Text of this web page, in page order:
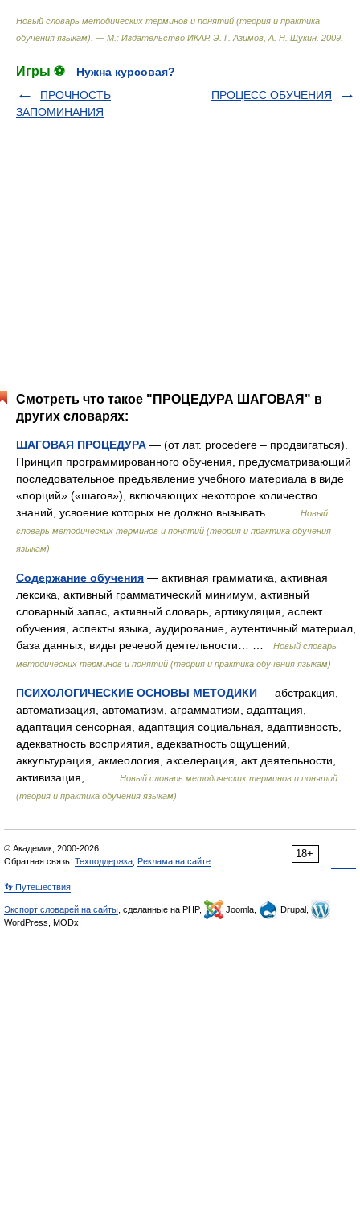
Новый словарь методических терминов и понятий (теория и практика
обучения языкам). — М.: Издательство ИКАР. Э. Г. Азимов, А. Н. Щукин 2009
Игры ⚽
Нужна курсовая?
ПРОЧНОСТЬ
ЗАПОМИНАНИЯ
ПРОЦЕСС ОБУЧЕНИЯ
Смотреть что такое "ПРОЦЕДУРА ШАГОВАЯ" в
других словарях:
ШАГОВАЯ ПРОЦЕДУРА — (от лат. рrосеdere – продвигаться).
Принцип программированного обучения, предусматривающий
последовательное предъявление учебного материала в виде
«порций» («шагов»), включающих некоторое количество
знаний, усвоение которых не должно вызывать… …
Новый
словарь методических терминов и понятий (теория и практика обучения
языкам)
Содержание обучения — активная грамматика, активная
лексика, активный грамматический минимум, активный
словарный запас, активный словарь, артикуляция, аспект
обучения, аспекты языка, аудирование, аутентичный материал,
база данных, виды речевой деятельности… …
Новый словарь
методических терминов и понятий (теория и практика обучения языкам)
ПСИХОЛОГИЧЕСКИЕ ОСНОВЫ МЕТОДИКИ — абстракция,
автоматизация, автоматизм, аграмматизм, адаптация,
адаптация сенсорная, адаптация социальная, адаптивность,
адекватность восприятия, адекватность ощущений,
аккультурация, акмеология, акселерация, акт деятельности,
активизация,… …
Новый словарь методических терминов и понятий
(теория и практика обучения языкам)
18+
© Академик, 2000-2026
Обратная связь: Техподдержка Реклама на сайте
👣 Путешествия
Экспорт словарей на сайты , сделанные на PHP, Joomla,
Drupal,
WordPress, MODx.